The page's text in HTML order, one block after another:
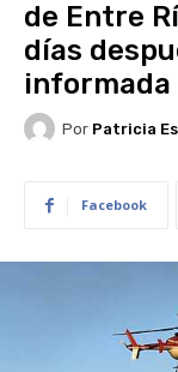
de Entre
días
informada
Por Patricia
Facebook